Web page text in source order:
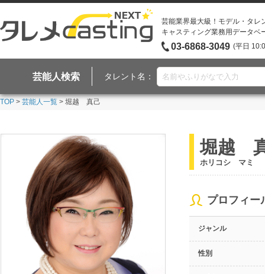
芸能業界最大級！モデル・タレ
キャスティング業務用データベ
03-6868-3049 (平日
芸能人検索 タレント名：
TOP > 芸能人一覧 > 堀越 真己
堀越
ホリコシ マミ
プロフィー
ジャンル
性別